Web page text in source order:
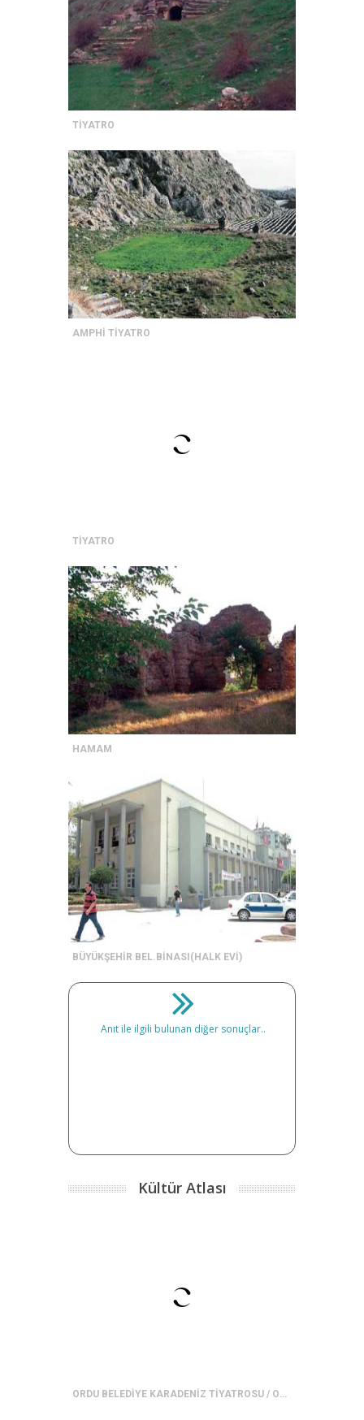
TİYATRO
AMPHİ TİYATRO
TİYATRO
HAMAM
BÜYÜKŞEHİR BEL.BİNASI(HALK EVİ)
Anıt ile ilgili bulunan diğer sonuçlar..
Kültür Atlası
ORDU BELEDİYE KARADENİZ TİYATROSU / OBKT